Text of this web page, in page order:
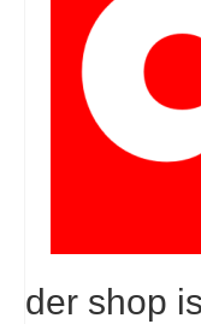
der shop